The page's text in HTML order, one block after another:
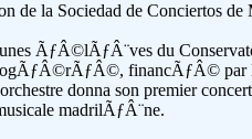
la Sociedad de Conciertos de
ÃƒÂ©lÃƒÂ¨ves du
financÃƒÂ© par
donna son premier
madrilÃƒÂ¨ne.